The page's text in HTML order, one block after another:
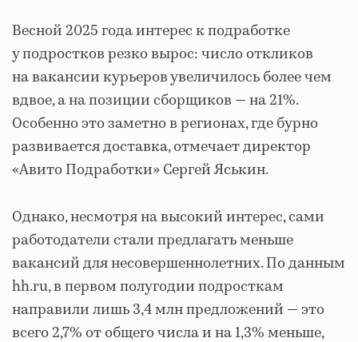
Весной 2025 года интерес к подработке
у подростков резко вырос: число откликов
на вакансии курьеров увеличилось более чем
вдвое, а на позиции сборщиков — на 21%.
Особенно это заметно в регионах, где бурно
развивается доставка, отмечает директор
«Авито Подработки» Сергей Яськин.
Однако, несмотря на высокий интерес, сами
работодатели стали предлагать меньше
вакансий для несовершеннолетних. По данным
hh.ru, в первом полугодии подросткам
направили лишь 3,4 млн предложений — это
всего 2,7% от общего числа и на 1,3% меньше,